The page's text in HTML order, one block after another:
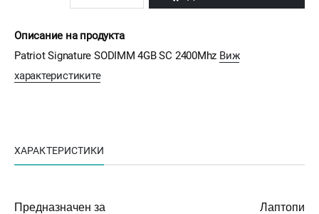
Описание на продукта
Patriot Signature SODIMM 4GB SC 2400Mhz Виж
характеристиките
ХАРАКТЕРИСТИКИ
Предназначен за Лаптопи